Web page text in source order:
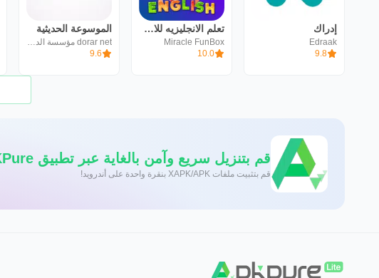
إدراك
Edraak
9.8
تعلم الانجليزيه للاطفال
Miracle FunBox
10.0
الموسوعة الحديثية
dorar net مؤسسة الدرر السنية
9.6
قم بتنزيل سريع وآمن بالغاية عبر تطبيق APKPure
قم بتثبيت ملفات XAPK/APK بنقرة واحدة على أندرويد!